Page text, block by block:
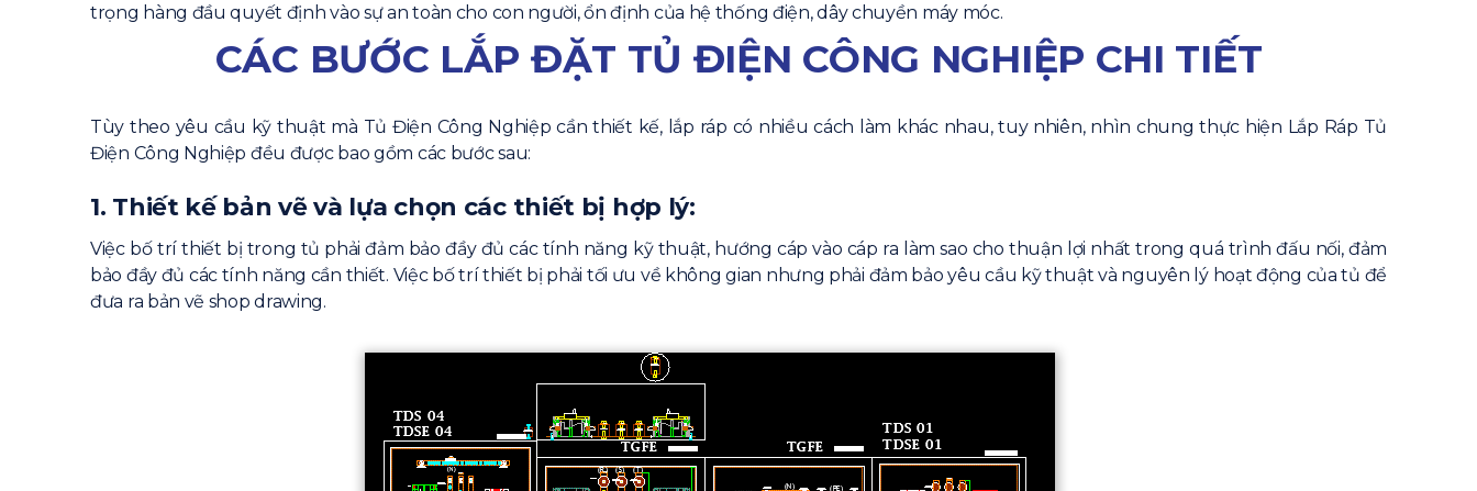
Thế mạnh của 3CElectric:
MỤC TIÊU:
GIẢI PHÁP:
trọng hàng đầu quyết định vào sự an toàn cho con người, ổn định của hệ thống điện, dây chuyền máy móc.
CÁC BƯỚC LẮP ĐẶT TỦ ĐIỆN CÔNG NGHIỆP CHI TIẾT
Tùy theo yêu cầu kỹ thuật mà Tủ Điện Công Nghiệp cần thiết kế, lắp ráp có nhiều cách làm khác nhau, tuy nhiên, nhìn chung thực hiện Lắp Ráp Tủ
Điện Công Nghiệp đều được bao gồm các bước sau:
1. Thiết kế bản vẽ và lựa chọn các thiết bị hợp lý:
Việc bố trí thiết bị trong tủ phải đảm bảo đầy đủ các tính năng kỹ thuật, hướng cáp vào cáp ra làm sao cho thuận lợi nhất trong quá trình đấu nối, đảm
bảo đầy đủ các tính năng cần thiết. Việc bố trí thiết bị phải tối ưu về không gian nhưng phải đảm bảo yêu cầu kỹ thuật và nguyên lý hoạt động của tủ để
đưa ra bản vẽ shop drawing.